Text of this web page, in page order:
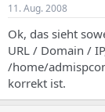
11. Aug. 2008
Ok, das sieht
URL / Domain /
/home/
korrekt ist.